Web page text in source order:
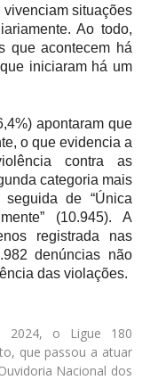
situações
Ao todo,
que acontecem há
iniciaram há um
apontaram que
o que evidencia a
contra as
categoria mais
de “Única
(10.945). A
registrada nas
denúncias não
das violações.
o Ligue 180
que passou a atuar
Nacional dos